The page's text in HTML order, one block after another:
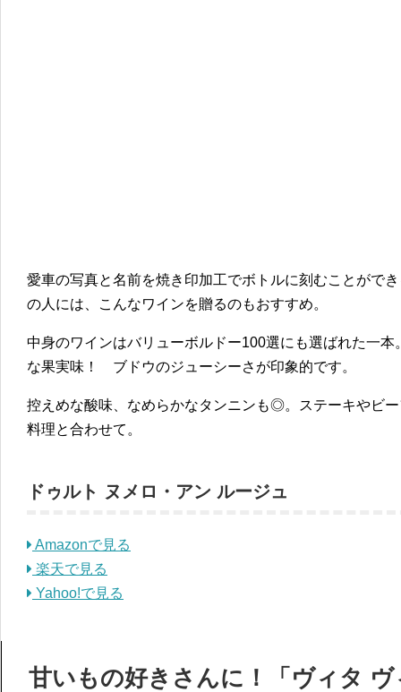
愛車の写真と名前を焼き印加工でボトルに刻むことがで
の人には、こんなワインを贈るのもおすすめ。
中身のワインはバリューボルドー100選にも選ばれた一
な果実味！ ブドウのジューシーさが印象的です。
控えめな酸味、なめらかなタンニンも◎。ステーキやビ
料理と合わせて。
ドゥルト ヌメロ・アン ルージュ
Amazonで見る
楽天で見る
Yahoo!で見る
甘いもの好きさんに！「ヴィタ